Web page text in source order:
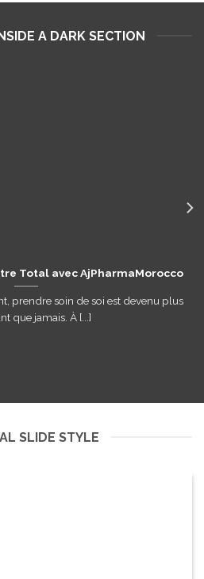
A DARK SECTION
Total avec AjPharmaMorocco
prendre soin de soi est devenu plus
que jamais. À [...]
SLIDE STYLE